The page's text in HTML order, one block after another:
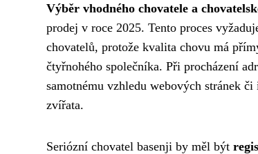
Výběr vhodného chovatele a
prodej v roce 2025. Tento proces
chovatelů, protože kvalita chovu má
čtyřnohého společníka. Při procházení
samotnému vzhledu webových stránek
zvířata.
Seriózní chovatel basenji by měl být